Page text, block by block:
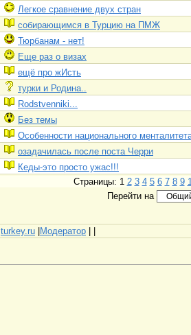
Легкое сравнение двух стран
собирающимся в Турцию на ПМЖ
Тюрбанам - нет!
Еще раз о визах
ещё про жИсть
турки и Родина..
Rodstvenniki...
Без темы
Особенности национального
озадачилась после поста Черри
Кеды-это просто ужас!!!
Страницы: 1 2 3 4 5 6 7 8 9
Перейти на
turkey.ru |Модератор | |